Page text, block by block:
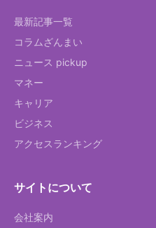
最新記事一覧
コラムざんまい
ニュース pickup
マネー
キャリア
ビジネス
アクセスランキング
サイトについて
会社案内